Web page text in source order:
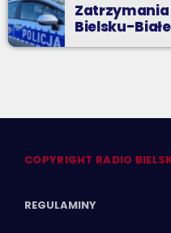
Zatrzymania
Bielsku-
COPYRIGHT RADIO
REGULAMINY